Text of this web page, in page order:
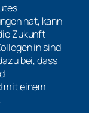
hat, kann
Zukunft
in sind
bei, dass
mit einem